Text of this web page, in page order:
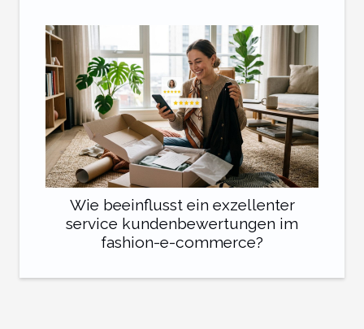
Wie beeinflusst ein exzellenter
service kundenbewertungen im
fashion-e-commerce?